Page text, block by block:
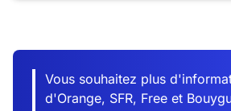
Vous souhaitez plus
d'Orange, SFR, Free et